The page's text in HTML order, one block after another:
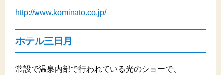
http://www.kominato.co.jp/
ホテル三日月
常設で温泉内部で行われている光のショーで、